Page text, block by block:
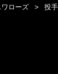
ローズ 投